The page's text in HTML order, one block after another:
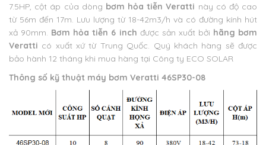
7.5HP, cột áp của dòng bơm hỏa tiễn Veratti này có độ cao
từ 56m đến 17m. Lưu lượng từ 18-42m3/h và có đường kính hút
xả 90mm. Bơm hỏa tiễn 6 inch được sản xuất bởi hãng bơm
Veratti có xuất xứ từ Trung Quốc. Quý khách hàng sẽ được
bảo hành 12 tháng khi mua hàng tại Công ty ECO SOLAR
Thông số kỹ thuật máy bơm Veratti 46SP30-08